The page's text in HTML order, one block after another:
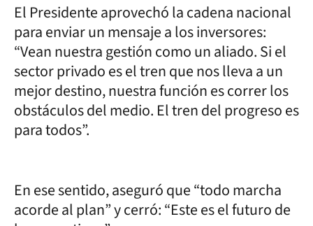
El Presidente aprovechó la cadena nacional
para enviar un mensaje a los inversores:
“Vean nuestra gestión como un aliado. Si el
sector privado es el tren que nos lleva a un
mejor destino, nuestra función es correr los
obstáculos del medio. El tren del progreso es
para todos”.
En ese sentido, aseguró que “todo marcha
acorde al plan” y cerró: “Este es el futuro de